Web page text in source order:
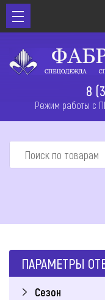
8
Режим работы с
ПАРАМЕТРЫ
Сезон